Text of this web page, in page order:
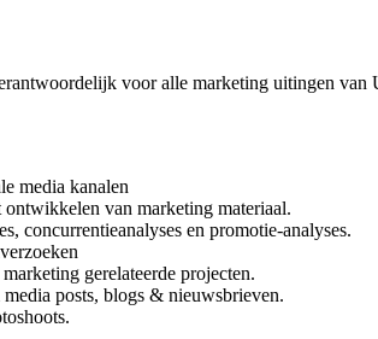
voor alle marketing uitingen van
media kanalen
van marketing materiaal.
concurrentieanalyses en promotie-analyses.
gerelateerde projecten.
posts, blogs & nieuwsbrieven.